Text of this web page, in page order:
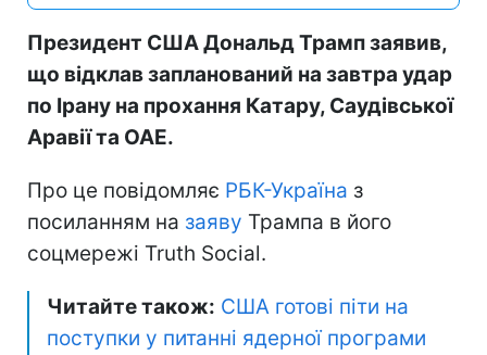
Президент США Дональд Трамп заявив,
що відклав запланований на завтра удар
по Ірану на прохання Катару, Саудівської
Аравії та ОАЕ.
Про це повідомляє РБК-Україна з
посиланням на заяву Трампа в його
соцмережі Truth Social.
Читайте також: США готові піти на
поступки у питанні ядерної програми